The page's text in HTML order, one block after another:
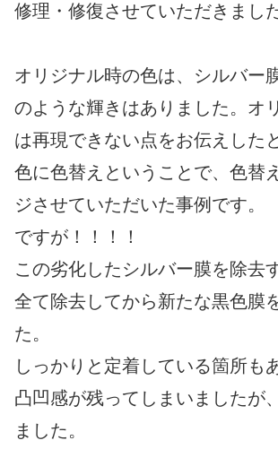
修理・修復させていただきました
オリジナル時の色は、シルバー
のような輝きはありました。オ
は再現できない点をお伝えした
色に色替えということで、色替
ジさせていただいた事例です。
ですが！！！！
この劣化したシルバー膜を除去
全て除去してから新たな黒色膜
た。
しっかりと定着している箇所も
凸凹感が残ってしまいましたが
ました。